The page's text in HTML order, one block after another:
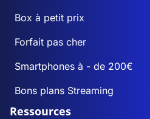
Box à petit prix
Forfait pas cher
Smartphones à - de 200€
Bons plans Streaming
Ressources